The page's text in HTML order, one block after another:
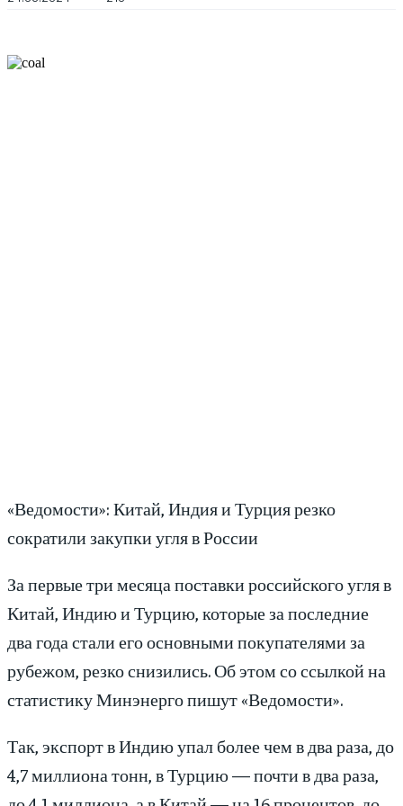
«Ведомости»: Китай, Индия и Турция резко
сократили закупки угля в России
За первые три месяца поставки российского угля в
Китай, Индию и Турцию, которые за последние
два года стали его основными покупателями за
рубежом, резко снизились. Об этом со ссылкой на
статистику Минэнерго пишут «Ведомости».
Так, экспорт в Индию упал более чем в два раза, до
4,7 миллиона тонн, в Турцию — почти в два раза,